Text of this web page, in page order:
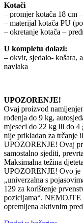
Kotači
– promjer kotača 18 cm
– materijal kotača PU
– okretanje kotača –
U kompletu dolazi:
– okvir, sjedalo- košara,
navlaka
UPOZORENJE!
Ovaj proizvod
rođenja do 9 kg,
mjeseci do 22 kg ili do
nije prikladan za trčanje
UPOZORENJE! Ovaj
samostalno sjediti,
Maksimalna težina
UPOZORENJE! Ovo je
„univerzalna s
129 za korištenje
pozicijama“. NEMOJTE
opremljena aktivnim